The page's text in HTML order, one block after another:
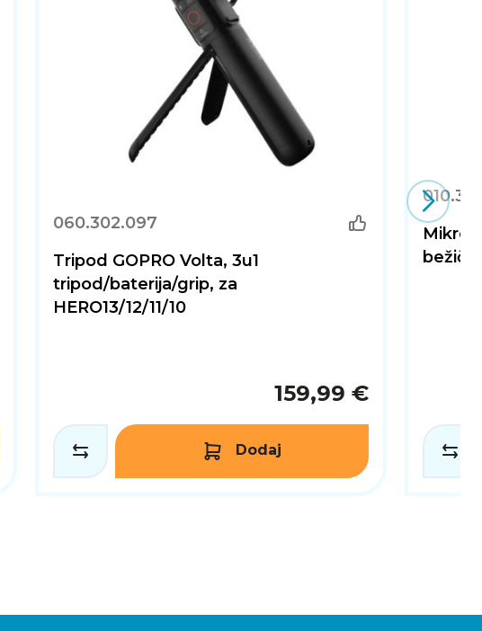
060.302.097
Tripod GOPRO Volta, 3u1
tripod/baterija/grip, za
HERO13/12/11/10
159,99 €
Dodaj